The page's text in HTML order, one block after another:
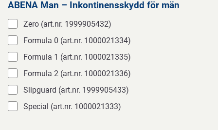
ABENA Man – Inkontinensskydd för män
Zero (art.nr. 1999905432)
Formula 0 (art.nr. 1000021334)
Formula 1 (art.nr. 1000021335)
Formula 2 (art.nr. 1000021336)
Slipguard (art.nr. 1999905433)
Special (art.nr. 1000021333)